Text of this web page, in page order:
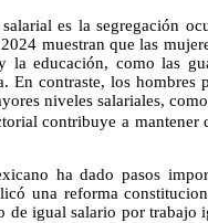
es la segregación
muestran que las
la educación, como las
En contraste, los hombres
niveles salariales,
contribuye a mantener
ha dado pasos
una reforma
de igual salario por